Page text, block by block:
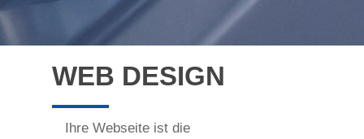
WEB DESIGN
Ihre Webseite ist die